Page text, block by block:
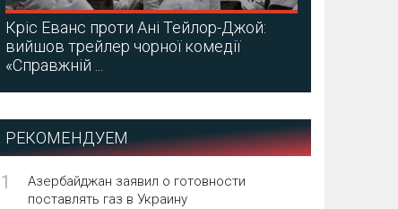
Кріс Еванс проти Ані Тейлор-Джой:
вийшов трейлер чорної комедії
«Справжній ...
РЕКОМЕНДУЕМ
1
Азербайджан заявил о готовности
поставлять газ в Украину